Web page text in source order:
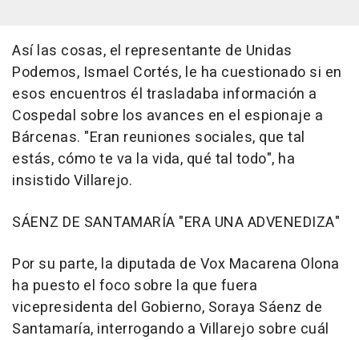
Así las cosas, el representante de Unidas
Podemos, Ismael Cortés, le ha cuestionado si en
esos encuentros él trasladaba información a
Cospedal sobre los avances en el espionaje a
Bárcenas. "Eran reuniones sociales, que tal
estás, cómo te va la vida, qué tal todo", ha
insistido Villarejo.
SÁENZ DE SANTAMARÍA "ERA UNA ADVENEDIZA"
Por su parte, la diputada de Vox Macarena Olona
ha puesto el foco sobre la que fuera
vicepresidenta del Gobierno, Soraya Sáenz de
Santamaría, interrogando a Villarejo sobre cuál